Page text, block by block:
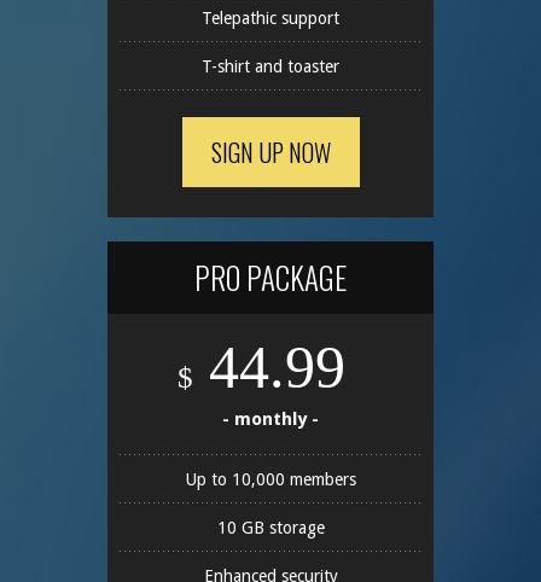
Telepathic support
T-shirt and toaster
SIGN UP NOW
PRO PACKAGE
$ 44.99
- monthly -
Up to 10,000 members
10 GB storage
Enhanced security